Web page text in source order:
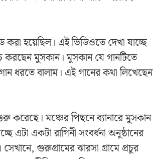
হয়েছিল। এই ভিডিওতে দেখা যাচ্ছে
করছেন মুসকান। মুসকান যে গানটিতে
ধরতে বালাম। এই গানের কথা লিখেছেন
করেছে। মঞ্চের পিছনে ব্যানারে মুসকান
এটা একটা রাগিনী সংবর্ধনা অনুষ্ঠানের
গুরুগ্রামের ঝারসা গ্রামে প্রচুর